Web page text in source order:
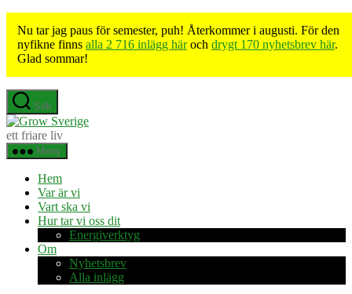
Nu tar jag paus för semester, puh! Återkommer i augusti. För den
nyfikne finns alla 2 716 inlägg häroch drygt 170 nyhetsbrev här.
Glad sommar!
Hoppa
till
innehåll
Sök
Grow
ett friare liv
Meny
Hem
Var är vi
Vart ska vi
Hur tar vi oss dit
Energiverktyg
Om
Nyhetsbrev
Alla inlägg